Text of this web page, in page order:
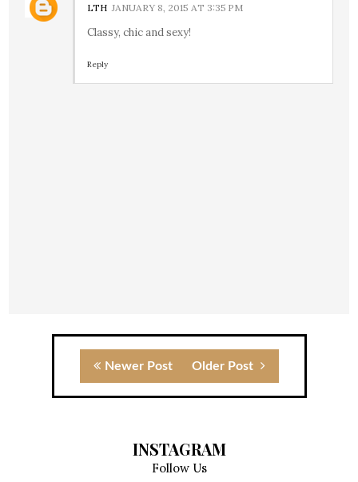
LTH JANUARY 8, 2015 AT 3:35 PM
Classy, chic and sexy!
Reply
Newer Post Older Post
INSTAGRAM
Follow Us